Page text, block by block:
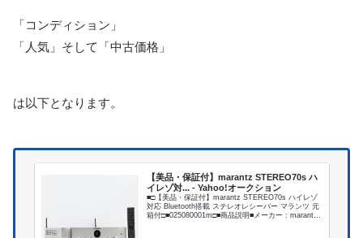
「コンディション」
「人気」そして「中古価格」
は以下となります。
【美品・保証付】marantz STEREO70s ハ
イレゾ対... - Yahoo!オークション
■□【美品・保証付】marantz STEREO70s ハイレゾ
対応 Bluetooth搭載 ステレオレシーバー マランツ 元
箱付□■025080001m□■商品説明■メーカー : marantz■